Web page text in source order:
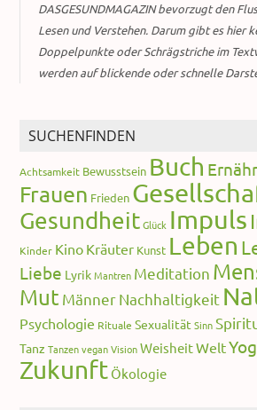
DASGESUNDMAGAZIN bevorzugt den
Lesen und Verstehen. Darum gibt es hier
Doppelpunkte oder Schrägstriche im
werden auf blickende oder schnelle
SUCHENFINDEN
Achtsamkeit Bewusstsein Buch
Frauen Frieden
Gesundheit Glück Impuls
Kinder Kino Kräuter Kunst Leben
Liebe Lyrik Mantren Meditation
Mut MännerNachhaltigkeit
Psychologie Rituale Sexualität Sinn
Tanz Tanzen vegan Vision WeisheitWelt
Zukunft Ökologie